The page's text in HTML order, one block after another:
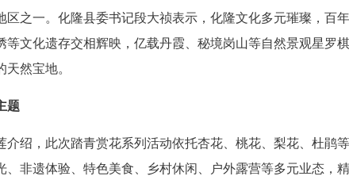
区之一。化隆县委书记段大祯表示，化隆文化多元璀璨，百
等文化遗存交相辉映，亿载丹霞、秘境岗山等自然景观星罗棋
然宝地。
题
绍，此次踏青赏花系列活动依托杏花、桃花、梨花、杜鹃
、非遗体验、特色美食、乡村休闲、户外露营等多元业态，